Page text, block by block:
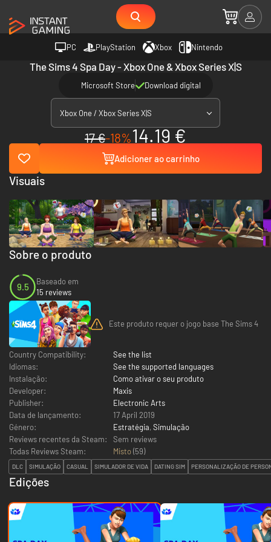
PC PlayStation Xbox Nintendo
The Sims 4 Spa Day - Xbox One & Xbox Series X|S
Microsoft Store Download digital
Xbox One / Xbox Series X|S
17 €-18%14.19 €
Adicioner ao carrinho
Sobre o produto
9.5
Baseado em
15 reviews
Este produto requer o jogo base The Sims 4
Country Compatibility:
See the list
Idiomas:
See the supported languages
Instalação:
Como ativar o seu produto
Developer:
Maxis
Publisher:
Electronic Arts
Data de lançamento:
17 April 2019
Género:
Estratégia, Simulação
Reviews recentes da Steam:
Sem reviews
Todas Reviews Steam:
Misto(59)
DLC SIMULAÇÃO CASUAL SIMULADOR DE VIDA DATING SIM PERSONALIZAÇÃO DE
Edições
Visuais